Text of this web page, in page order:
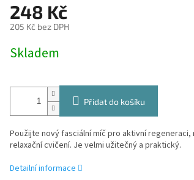
248 Kč
205 Kč bez DPH
cena:
Skladem
Přidat do košíku
Použijte nový fasciální míč pro aktivní regeneraci,
relaxační cvičení. Je velmi užitečný a praktický.
Detailní informace